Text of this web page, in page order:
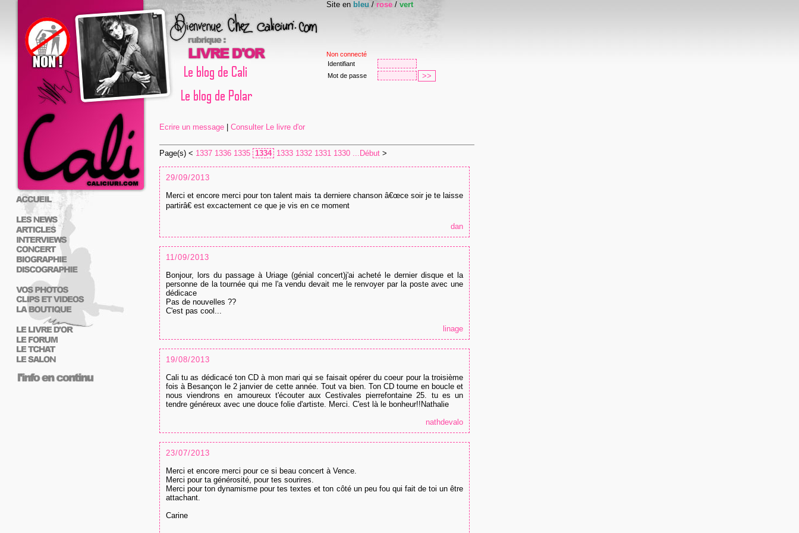
Site en bleu / rose / vert
Non connecté
Identifiant
Mot de passe
Ecrire un message Consulter Le livre d'or
Page(s) < 1337 1336 1335 1334 1333 1332 1331 1330 ...Début >
29/09/2013
Merci et encore merci pour ton talent mais ta derniere chanson â€œce soir je te laisse
partirâ€ est excactement ce que je vis en ce moment
dan
11/09/2013
Bonjour, lors du passage à Uriage (génial concert)j'ai acheté le dernier disque et la
personne de la tournée qui me l'a vendu devait me le renvoyer par la poste avec une
dédicace
Pas de nouvelles ??
C'est pas cool...
linage
19/08/2013
Cali tu as dédicacé ton CD à mon mari qui se faisait opérer du coeur pour la troisième
fois à Besançon le 2 janvier de cette année. Tout va bien. Ton CD tourne en boucle et
nous viendrons en amoureux t'écouter aux Cestivales pierrefontaine 25. tu es un
tendre généreux avec une douce folie d'artiste. Merci. C'est là le bonheur!!Nathalie
nathdevalo
23/07/2013
Merci et encore merci pour ce si beau concert à Vence.
Merci pour ta générosité, pour tes sourires.
Merci pour ton dynamisme pour tes textes et ton côté un peu fou qui fait de toi un être
attachant.
Carine